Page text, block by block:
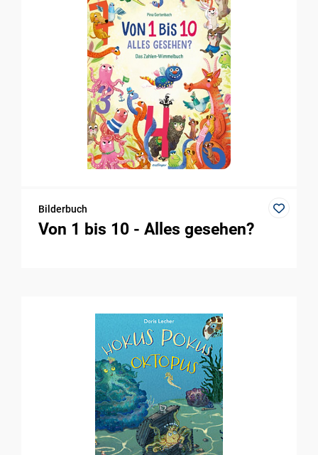
Bilderbuch
Von 1 bis 10 - Alles gesehen?